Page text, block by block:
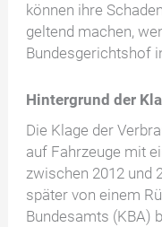
können ihre
geltend machen,
Bundesgerichtshof
Hintergrund der
Die Klage der
auf Fahrzeuge mit
zwischen 2012 und
später von einem
Bundesamts (KBA)